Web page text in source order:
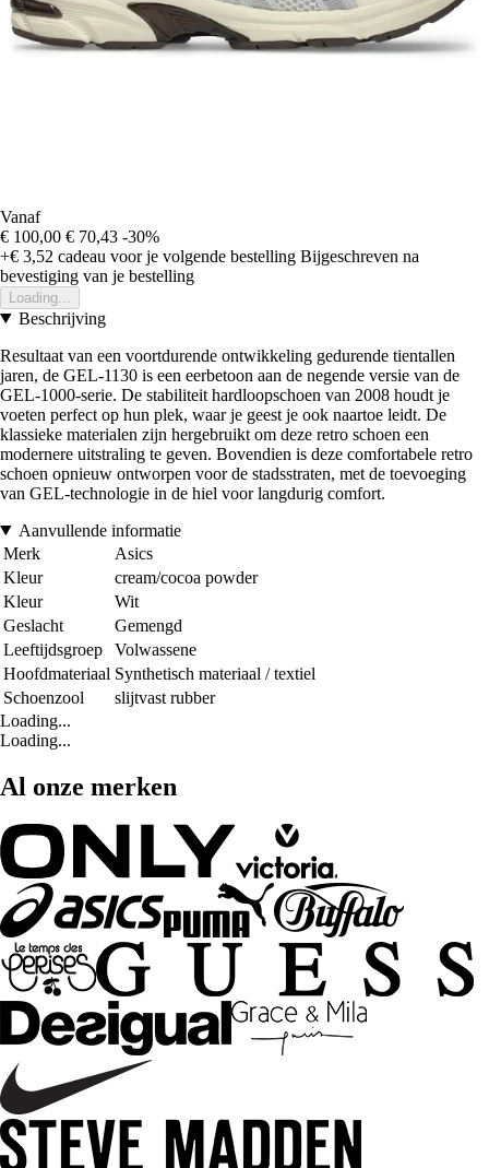
Vanaf
€ 100,00 € 70,43 -30%
+€ 3,52 cadeau voor je volgende bestelling Bijgeschreven na
bevestiging van je bestelling
Loading...
Beschrijving
Resultaat van een voortdurende ontwikkeling gedurende tientallen
jaren, de GEL-1130 is een eerbetoon aan de negende versie van de
GEL-1000-serie. De stabiliteit hardloopschoen van 2008 houdt je
voeten perfect op hun plek, waar je geest je ook naartoe leidt. De
klassieke materialen zijn hergebruikt om deze retro schoen een
modernere uitstraling te geven. Bovendien is deze comfortabele retro
schoen opnieuw ontworpen voor de stadsstraten, met de toevoeging
van GEL-technologie in de hiel voor langdurig comfort.
Aanvullende informatie
Merk
Asics
Kleur
cream/cocoa powder
Kleur
Wit
Geslacht
Gemengd
Leeftijdsgroep
Volwassene
Hoofdmateriaal Synthetisch materiaal / textiel
Schoenzool
slijtvast rubber
Loading...
Loading...
Al onze merken